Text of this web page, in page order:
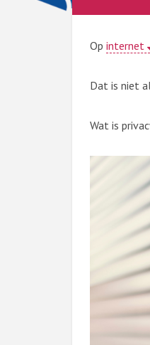
Op internet
Dat is niet
Wat is